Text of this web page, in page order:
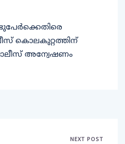
കൊലകുറ്റത്തിന്
അന്വേഷണം
NEXT POST